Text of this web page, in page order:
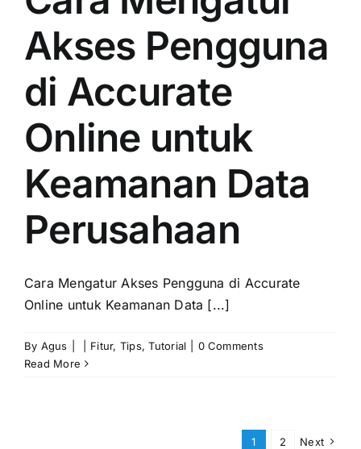
Akses Pengguna
di Accurate
Online untuk
Keamanan Data
Perusahaan
Cara Mengatur Akses Pengguna di Accurate
Online untuk Keamanan Data [...]
By Agus Fitur, Tips,Tutorial
0 Comments
Read More
1 2 Next